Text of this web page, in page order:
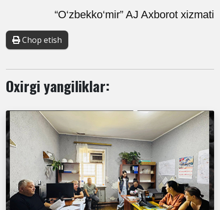
“O‘zbekko‘mir” AJ Axborot xizmati
Chop etish
Oxirgi yangiliklar: